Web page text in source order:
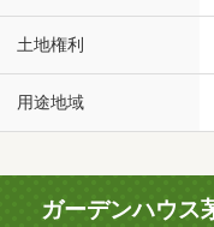
土地権利
用途地域
ガーデンハウス